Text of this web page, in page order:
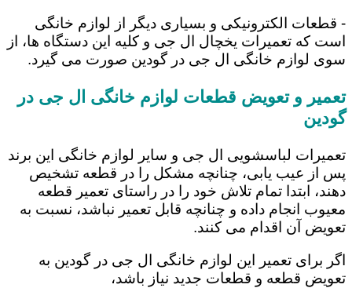
- قطعات الکترونیکی و بسیاری دیگر از لوازم خانگی
است که تعمیرات یخچال ال جی و کلیه این دستگاه ها، از
سوی لوازم خانگی ال جی در گودین صورت می گیرد.
تعمیر و تعویض قطعات لوازم خانگی ال جی در
گودین
تعمیرات لباسشویی ال جی و سایر لوازم خانگی این برند
پس از عیب یابی، چنانچه مشکل را در قطعه تشخیص
دهند، ابتدا تمام تلاش خود را در راستای تعمیر قطعه
معیوب انجام داده و چنانچه قابل تعمیر نباشد، نسبت به
تعویض آن اقدام می کنند.
اگر برای تعمیر این لوازم خانگی ال جی در گودین به
تعویض قطعه و قطعات جدید نیاز باشد،